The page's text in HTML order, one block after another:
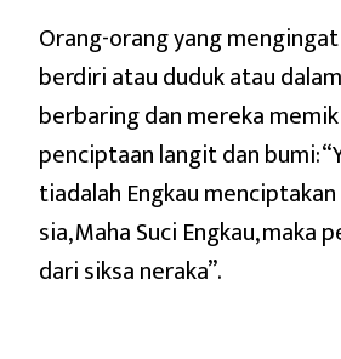
Orang-orang yang
berdiri atau duduk atau
berbaring dan mereka
penciptaan langit dan bumi:
tiadalah Engkau
sia, Maha Suci Engkau, maka
dari siksa neraka”.